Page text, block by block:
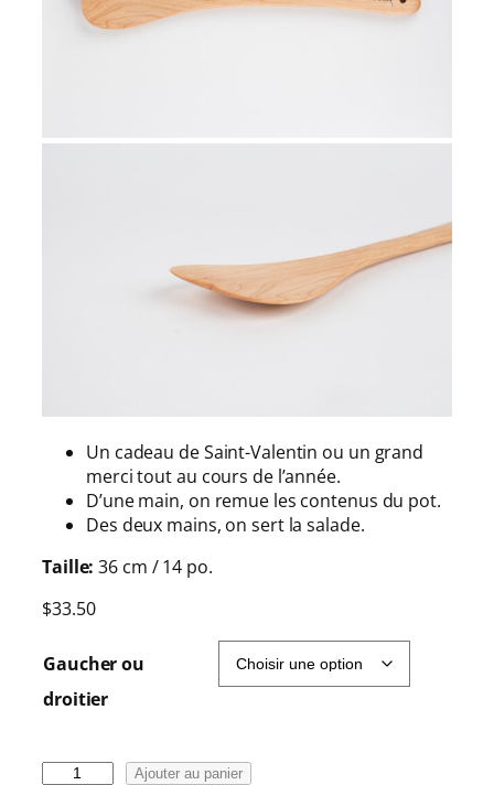
Un cadeau de Saint-Valentin ou un grand
merci tout au cours de l’année.
D’une main, on remue les contenus du pot.
Des deux mains, on sert la salade.
Taille: 36 cm / 14 po.
$33.50
Gaucher ou
droitier
Ajouter au panier